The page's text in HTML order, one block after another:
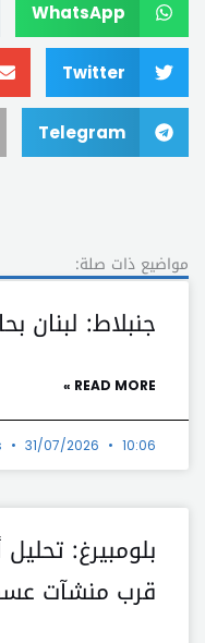
WhatsApp
Twitter
Telegram
مواضيع ذات صلة:
جنبلاط: لبنان
READ MORE »
31/07/2026 10:06 ص
بلومبيرغ:
قرب منشآت